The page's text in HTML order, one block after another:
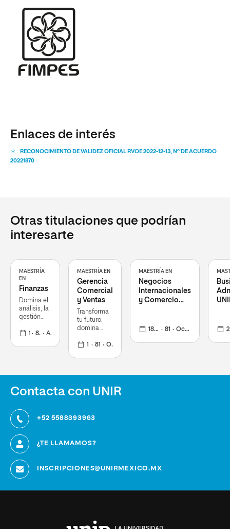
Enlaces de interés
RECONOCIMIENTO DE VALIDEZ OFICIAL RVOE 2022-12-13, Nº DE ACUERDO
20221870
Otras titulaciones que podrían
interesarte
MAESTRÍA
EN
Finanzas
Domina el
análisis, la
gestión
capitales y
el futuro
de las
18 meses 81 Agosto 2026
MAESTRÍA EN
Gerencia
Comercial
y Ventas
Transforma
tu futuro:
domina
globales,
y alcanza
posiciones
18 meses 81 Octubre 2026
MAESTRÍA EN
Negocios
Internacionales
y Comercio
18 meses 81 Octubre 2026 26 meses
Contacta con UNIR
+52 5588393963
¿TE LLAMAMOS?
INSCRIPCIONES@UNIRMEXICO.MX